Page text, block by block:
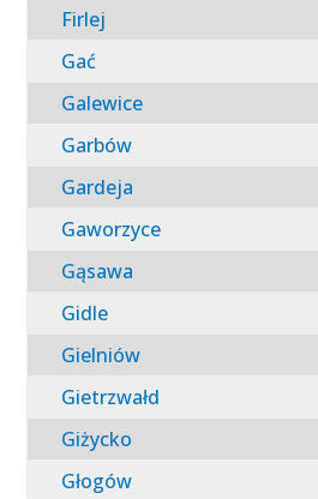
Firlej
Gać
Galewice
Garbów
Gardeja
Gaworzyce
Gąsawa
Gidle
Gielniów
Gietrzwałd
Giżycko
Głogów